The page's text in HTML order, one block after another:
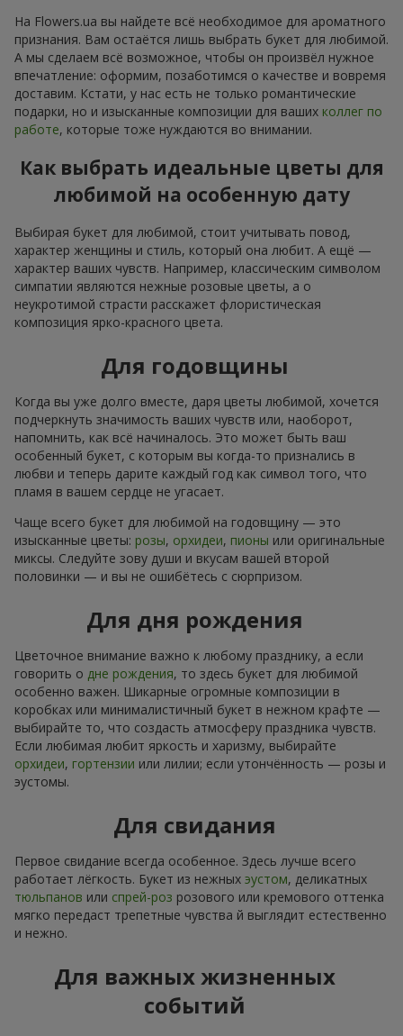
На Flowers.ua вы найдете всё необходимое для ароматного
признания. Вам остаётся лишь выбрать букет для любимой.
А мы сделаем всё возможное, чтобы он произвёл нужное
впечатление: оформим, позаботимся о качестве и вовремя
доставим. Кстати, у нас есть не только романтические
подарки, но и изысканные композиции для ваших коллег по
работе, которые тоже нуждаются во внимании.
Как выбрать идеальные цветы для
любимой на особенную дату
Выбирая букет для любимой, стоит учитывать повод,
характер женщины и стиль, который она любит. А ещё —
характер ваших чувств. Например, классическим символом
симпатии являются нежные розовые цветы, а о
неукротимой страсти расскажет флористическая
композиция ярко-красного цвета.
Для годовщины
Когда вы уже долго вместе, даря цветы любимой, хочется
подчеркнуть значимость ваших чувств или, наоборот,
напомнить, как всё начиналось. Это может быть ваш
особенный букет, с которым вы когда-то признались в
любви и теперь дарите каждый год как символ того, что
пламя в вашем сердце не угасает.
Чаще всего букет для любимой на годовщину — это
изысканные цветы: розы, орхидеи, пионы или оригинальные
миксы. Следуйте зову души и вкусам вашей второй
половинки — и вы не ошибётесь с сюрпризом.
Для дня рождения
Цветочное внимание важно к любому празднику, а если
говорить о дне рождения, то здесь букет для любимой
особенно важен. Шикарные огромные композиции в
коробках или минималистичный букет в нежном крафте —
выбирайте то, что создасть атмосферу праздника чувств.
Если любимая любит яркость и харизму, выбирайте
орхидеи, гортензии или лилии; если утончённость — розы и
эустомы.
Для свидания
Первое свидание всегда особенное. Здесь лучше всего
работает лёгкость. Букет из нежных эустом, деликатных
тюльпанов или спрей-роз розового или кремового оттенка
мягко передаст трепетные чувства й выглядит естественно
и нежно.
Для важных жизненных
событий